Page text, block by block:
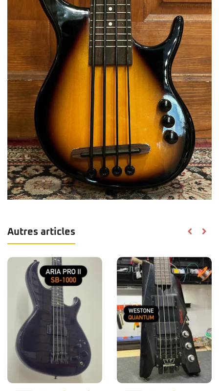
Autres articles